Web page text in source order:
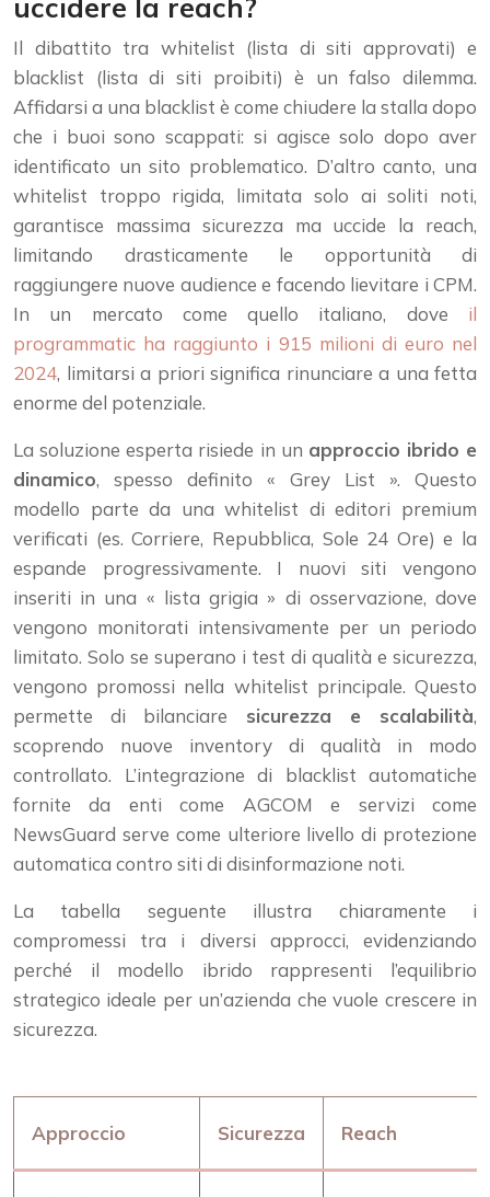
uccidere la reach?
Il dibattito tra whitelist (lista di siti approvati) e
blacklist (lista di siti proibiti) è un falso dilemma.
Affidarsi a una blacklist è come chiudere la stalla dopo
che i buoi sono scappati: si agisce solo dopo aver
identificato un sito problematico. D’altro canto, una
whitelist troppo rigida, limitata solo ai soliti noti,
garantisce massima sicurezza ma uccide la reach,
limitando drasticamente le opportunità di
raggiungere nuove audience e facendo lievitare i CPM.
In un mercato come quello italiano, dove il
programmatic ha raggiunto i 915 milioni di euro nel
2024, limitarsi a priori significa rinunciare a una fetta
enorme del potenziale.
La soluzione esperta risiede in un approccio ibrido e
dinamico, spesso definito « Grey List ». Questo
modello parte da una whitelist di editori premium
verificati (es. Corriere, Repubblica, Sole 24 Ore) e la
espande progressivamente. I nuovi siti vengono
inseriti in una « lista grigia » di osservazione, dove
vengono monitorati intensivamente per un periodo
limitato. Solo se superano i test di qualità e sicurezza,
vengono promossi nella whitelist principale. Questo
permette di bilanciare sicurezza e scalabilità,
scoprendo nuove inventory di qualità in modo
controllato. L’integrazione di blacklist automatiche
fornite da enti come AGCOM e servizi come
NewsGuard serve come ulteriore livello di protezione
automatica contro siti di disinformazione noti.
La tabella seguente illustra chiaramente i
compromessi tra i diversi approcci, evidenziando
perché il modello ibrido rappresenti l’equilibrio
strategico ideale per un’azienda che vuole crescere in
sicurezza.
Approccio Sicurezza Reach